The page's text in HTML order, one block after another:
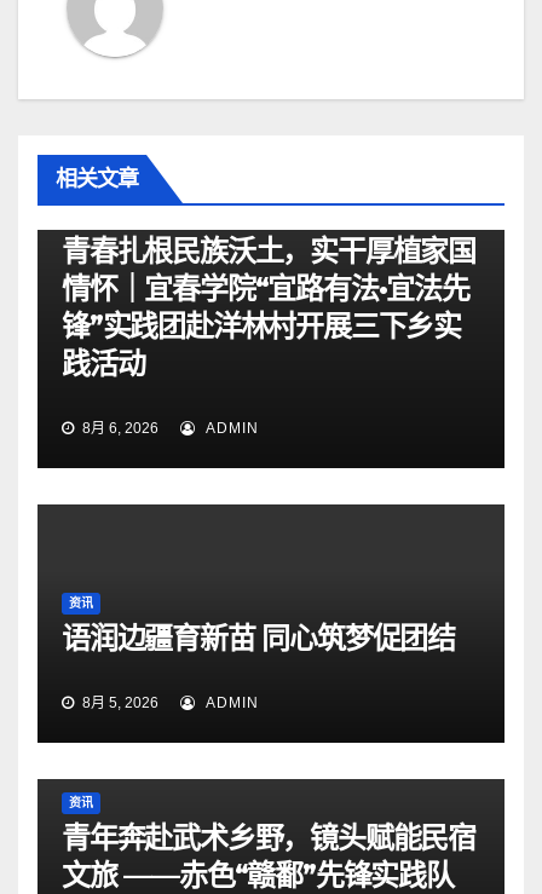
相关文章
青春扎根民族沃土，实干厚植家国
情怀｜宜春学院“宜路有法•宜法先
锋”实践团赴洋林村开展三下乡实
践活动
8月 6, 2026 ADMIN
资讯
语润边疆育新苗 同心筑梦促团结
8月 5, 2026 ADMIN
资讯
青年奔赴武术乡野，镜头赋能民宿
文旅 ——赤色“赣鄱”先锋实践队